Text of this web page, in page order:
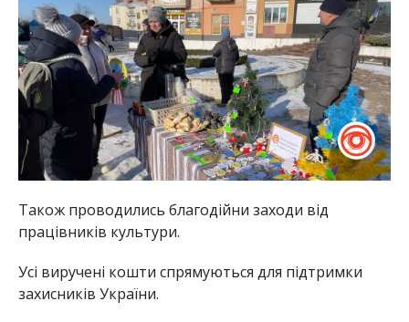
Також проводились благодійни заходи від
працівників культури.
Усі виручені кошти спрямуються для підтримки
захисників України.